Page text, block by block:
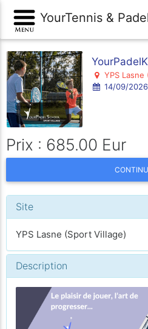
YourTennis &
YPS Lasne
14/09/
Prix : 685.00 Eur
Site
YPS Lasne (Sport Village)
Description